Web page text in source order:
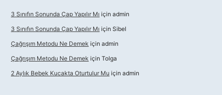
3 Sınıfın Sonunda Çap Yapılır Mı için admin
3 Sınıfın Sonunda Çap Yapılır Mı için Sibel
Çağrışım Metodu Ne Demek için admin
Çağrışım Metodu Ne Demek için Tolga
2 Aylık Bebek Kucakta Oturtulur Mu için admin